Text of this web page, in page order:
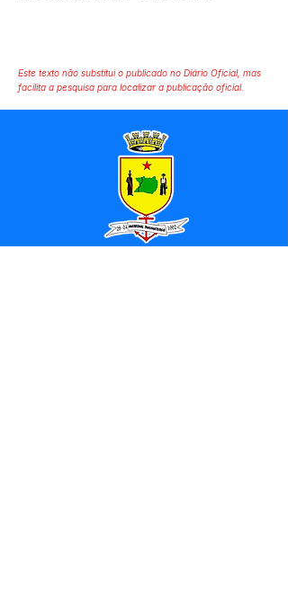
Este texto não substitui o publicado no Diário Oficial, mas
facilita a pesquisa para localizar a publicação oficial.